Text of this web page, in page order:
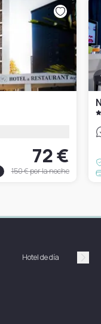
72 €
150 €por la noche
Hotel de día